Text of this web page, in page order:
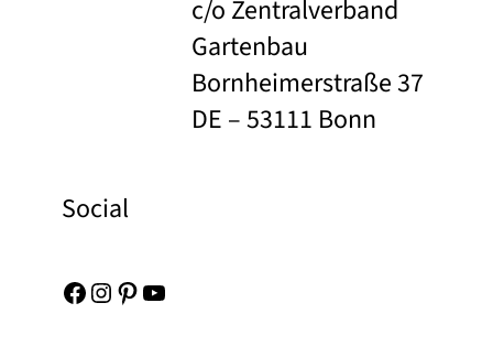
c/o Zentralverband
Gartenbau
Bornheimerstraße 37
DE – 53111 Bonn
Social
Facebook Instagram Pinterest YouTube